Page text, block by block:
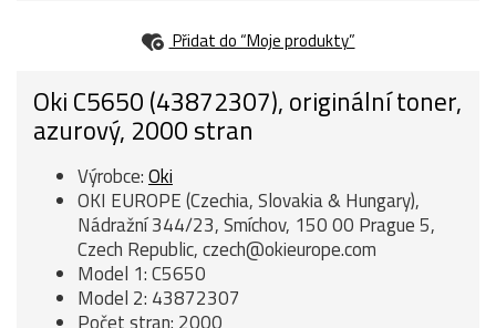
Přidat do “Moje produkty”
Oki C5650 (43872307), originální toner,
azurový, 2000 stran
Výrobce:Oki
OKI EUROPE (Czechia, Slovakia & Hungary),
Nádražní 344/23, Smíchov, 150 00 Prague 5,
Czech Republic, czech@okieurope.com
Model 1: C5650
Model 2: 43872307